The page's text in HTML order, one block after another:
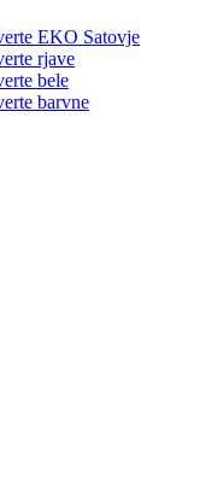
EKO Satovje
rjave
bele
barvne